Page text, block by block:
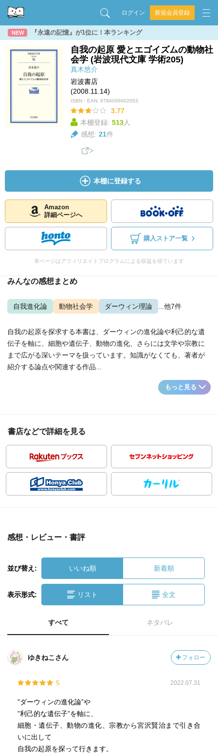
ログイン 新規会員登録
NEW 『永遠の記憶』が1位に！本ランキング
自我の起原 愛とエゴイズムの動物社
会学 (岩波現代文庫 学術205)
真木悠介
岩波書店
(2008.11.14)
ISBN・EAN: 9784006002053
3.77
本棚登録: 513人
感想: 21件
本棚に登録する
Amazon
詳細ページへ
購入ストア一覧
本ページはアフィリエイトプログラムによる収益を得ています
みんなの感想まとめ
自我進化論 動物社会学 ダーウィン理論 ...他7件
自我の起原を探求する本書は、ダーウィンの進化論や利己的な遺
伝子を軸に、細胞や遺伝子、動物の進化、さらには文学や宗教に
まで広がる深いテーマを扱っています。知識がなくても、著者が
紹介する論点や関連する作品...
もっと見る
書店などで詳細を見る
感想・レビュー・書評
並び替え: いいね順 新着順
表示形式: リスト 全文
すべて ネタバレ
ゆきねこさん フォロー
5 2022.07.31
”ダーウィンの進化論”や
”利己的な遺伝子”を軸に、
細胞・遺伝子、動物の進化、宗教から宮沢賢治まで引き合
いに出して
自我の起原を探って行きます。